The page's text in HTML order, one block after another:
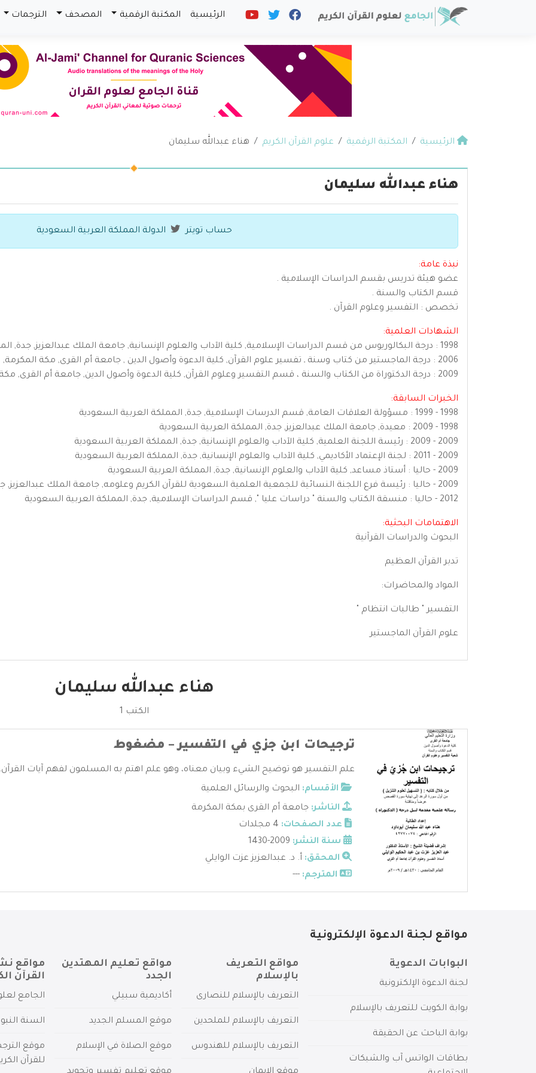
الرئيسية المكتبة الرقمية المصحف الترجمات
الرئيسية المكتبة الرقمية علوم القرآن الكريم هناء عبدالله سليمان
هناء عبدالله سليمان
حساب تويتر الدولة المملكة العربية السعودية
نبذة عامة:
عضو هيئة تدريس بقسم الدراسات الإسلامية .
قسم الكتاب والسنة .
تخصص : التفسير وعلوم القرآن .
الشهادات العلمية:
1998 : درجة البكالوريوس من قسم الدراسات الإسلامية, كلية الآداب والعلوم الإنسانية, جامعة الملك عبدالعزيز, جدة, المملكة العربية السعودية
2006 : درجة الماجستير من كتاب وسنة ـ تفسير علوم القرآن, كلية الدعوة وأصول الدين , جامعة أم القرى, مكة المكرمة, المملكة العربية السعودية
2009 : درجة الدكتوراة من الكتاب والسنة ، قسم التفسير وعلوم القرآن, كلية الدعوة وأصول الدين, جامعة أم القرى, مكة المكرمة, المملكة العربية السعودية
الخبرات السابقة:
1998 - 1999 : مسؤولة العلاقات العامة, قسم الدرسات الإسلامية, جدة, المملكة العربية السعودية
1998 - 2009 : معيدة, جامعة الملك عبدالعزيز, جدة, المملكة العربية السعودية
2009 - 2009 : رئيسة اللجنة العلمية, كلية الآداب والعلوم الإنسانية, جدة, المملكة العربية السعودية
2009 - 2011 : لجنة الإعتماد الأكاديمي, كلية الآداب والعلوم الإنسانية, جدة, المملكة العربية السعودية
2009 - حاليا : أستاذ مساعد, كلية الآداب والعلوم الإنسانية, جدة, المملكة العربية السعودية
2009 - حاليا : رئيسة فرع اللجنة النسائية للجمعية العلمية السعودية للقرآن الكريم وعلومه, جامعة الملك عبدالعزيز, جدة, المملكة العربية السعودية
2012 - حاليا : منسقة الكتاب والسنة " دراسات عليا ", قسم الدراسات الإسلامية, جدة, المملكة العربية السعودية
الاهتمامات البحثية:
البحوث والدراسات القرآنية
تدبر القرآن العظيم
المواد والمحاضرات:
التفسير " طالبات انتظام "
علوم القرآن الماجستير
هناء عبدالله سليمان
الكتب 1
ترجيحات ابن جزي في التفسير – مضغوط
علم التفسير هو توضيح الشيء وبيان معناه، وهو علم اهتم به المسلمون لفهم آيات
الأقسام: البحوث والرسائل العلمية
الناشر: جامعة أم القرى بمكة المكرمة
عدد الصفحات:
سنة النشر:
المحقق: أ. د. عبدالعزيز عزت الوايلي
المترجم: ---
مواقع لجنة الدعوة الإلكترونية
البوابات الدعوية
لجنة الدعوة الإلكترونية
بوابة الكويت للتعريف بالإسلام
بوابة الباحث عن الحقيقة
بطاقات الواتس آب والشبكات
مواقع التعريف
بالإسلام
التعريف بالإسلام للنصارى
التعريف بالإسلام للملحدين
التعريف بالإسلام للهندوس
مواقع تعليم المهتدين
الجدد
أكاديمية سبيلي
موقع المسلم الجديد
موقع الصلاة في الإسلام
مواقع
القرآن
الجامع
السنة
موقع
للقرآن